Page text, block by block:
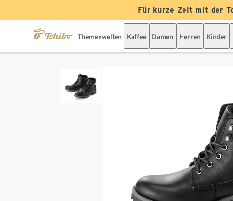
Für kurze Zeit mit der
Themenwelten Kaffee Damen Herren Kinder